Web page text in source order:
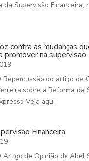
da Supervisão Financeira,
contra as mudanças
promover na supervisão
Repercussão do artigo de
sobre a Reforma da
Veja aqui
Financeira
Artigo de Opinião de Abel